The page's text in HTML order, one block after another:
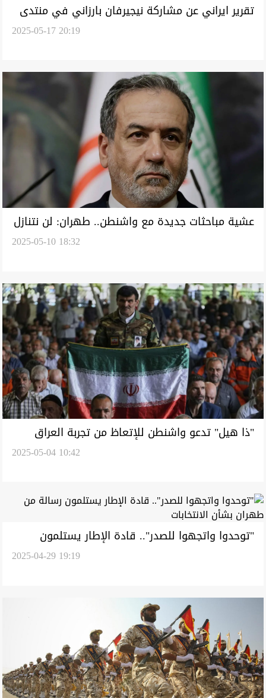
تقرير ايراني عن مشاركة نيجيرفان بارزاني في منتدى
طهران: تجسيد نحو شرق أوسط أكثر توازناً2025-05-17 20:19
عشية مباحثات جديدة مع واشنطن.. طهران: لن نتنازل
2025-05-10 18:32
"ذا هيل" تدعو واشنطن للإتعاظ من تجربة العراق
2025-05-04 10:42
"توحدوا واتجهوا للصدر".. قادة الإطار يستلمون
2025-04-29 19:19